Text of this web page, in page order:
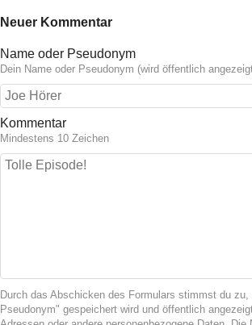
Neuer Kommentar
Name oder Pseudonym
Dein Name oder Pseudonym (wird öffentlich
Kommentar
Mindestens 10 Zeichen
Durch das Abschicken des Formulars stimmst du
Pseudonym" gespeichert wird und öffentlich